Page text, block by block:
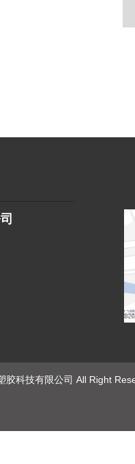
胶科技有限公司 All Right